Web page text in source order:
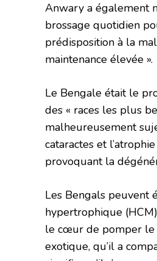
Anwary a également
brossage quotidien
prédisposition à la
maintenance élevée ».
Le Bengale était le
des « races les plus
malheureusement
cataractes et
provoquant la
Les Bengals peuvent
hypertrophique
le cœur de pomper le
exotique, qu’il a